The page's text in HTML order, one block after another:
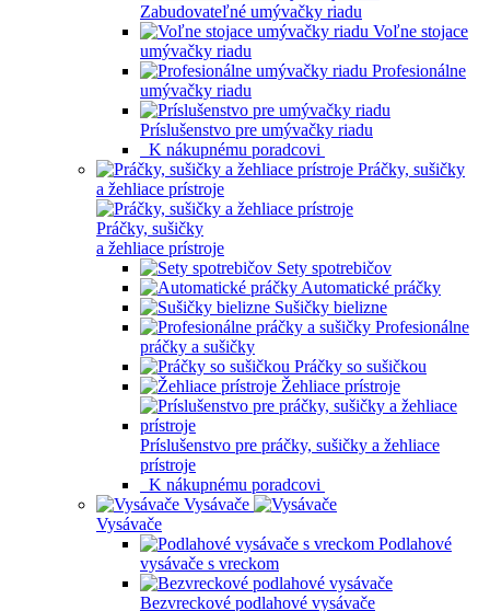
Zabudovateľné umývačky riadu
Voľne stojace
umývačky riadu
Profesionálne
umývačky riadu
Príslušenstvo pre umývačky riadu
K nákupnému poradcovi
Práčky, sušičky
a žehliace prístroje
Práčky, sušičky
a žehliace prístroje
Sety spotrebičov
Automatické práčky
Sušičky bielizne
Profesionálne
práčky a sušičky
Práčky so sušičkou
Žehliace prístroje
Príslušenstvo pre práčky, sušičky a žehliace
prístroje
K nákupnému poradcovi
Vysávače
Vysávače
Podlahové
vysávače s vreckom
Bezvreckové podlahové vysávače